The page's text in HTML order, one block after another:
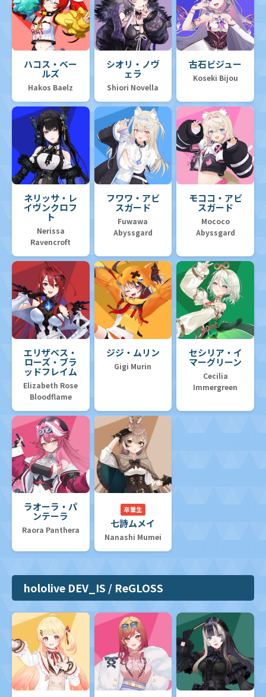
ハコス・ベー
ルズ
Hakos Baelz
シオリ・ノヴ
ェラ
Shiori Novella
古石ビジュー
Koseki Bijou
ネリッサ・レ
イヴンクロフ
ト
Nerissa
Ravencroft
フワワ・アビ
スガード
Fuwawa
Abyssgard
モココ・アビ
スガード
Mococo
Abyssgard
エリザベス・
ローズ・ブラ
ッドフレイム
Elizabeth Rose
Bloodflame
ジジ・ムリン
Gigi Murin
セシリア・イ
マーグリーン
Cecilia
Immergreen
ラオーラ・パ
ンテーラ
Raora Panthera
卒業生
七詩ムメイ
Nanashi Mumei
hololive DEV_IS / ReGLOSS